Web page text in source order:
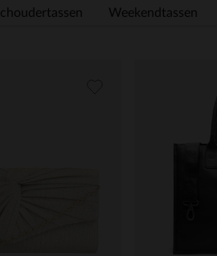
Weekendtassen